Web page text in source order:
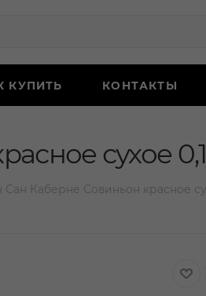
КУПИТЬ КОНТАКТЫ
сухое
Сан Каберне Совиньон красное